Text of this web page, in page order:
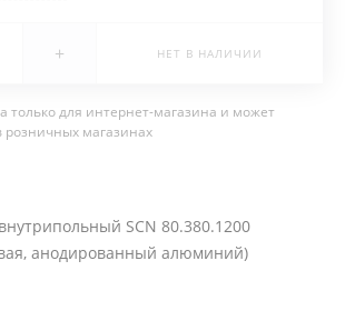
+ НЕТ В НАЛИЧИИ
только для интернет-магазина и может
розничных магазинах
SCN 80.380.1200
анодированный алюминий)